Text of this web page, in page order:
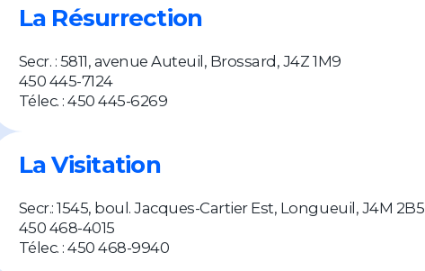
La Résurrection
Secr. : 5811, avenue Auteuil, Brossard, J4Z 1M9
450 445-7124
Télec. : 450 445-6269
La Visitation
Secr.: 1545, boul. Jacques-Cartier Est, Longueuil, J4M 2B5
450 468-4015
Télec. : 450 468-9940